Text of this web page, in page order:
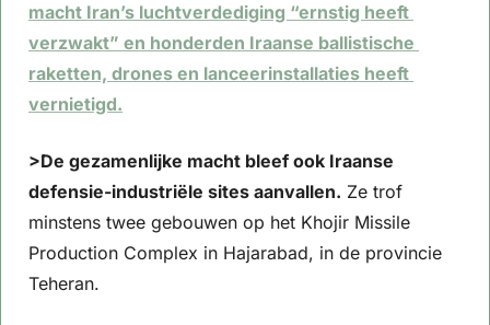
macht Iran’s luchtverdediging “ernstig heeft
verzwakt” en honderden Iraanse ballistische
raketten, drones en lanceerinstallaties heeft
vernietigd.
>De gezamenlijke macht bleef ook Iraanse
defensie-industriële sites aanvallen. Ze trof
minstens twee gebouwen op het Khojir Missile
Production Complex in Hajarabad, in de provincie
Teheran.